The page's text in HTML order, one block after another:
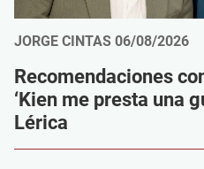
JORGE CINTAS 06/08/2026
Recomendaciones
‘Kien me presta una
Lérica